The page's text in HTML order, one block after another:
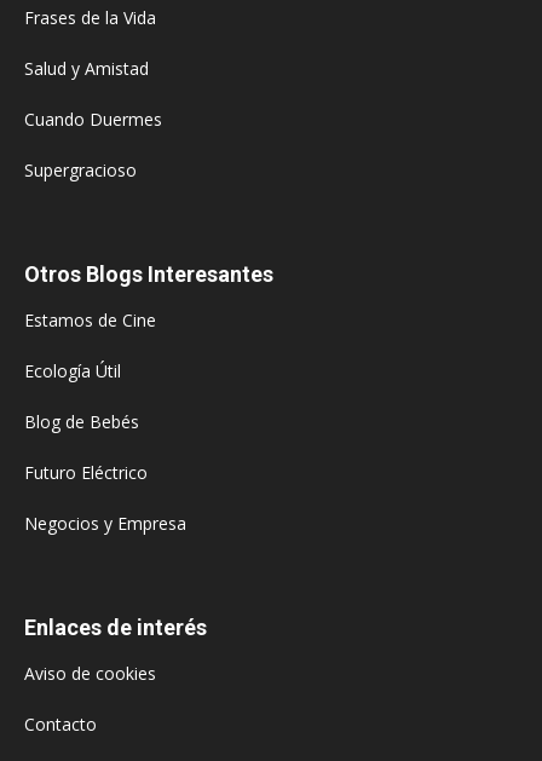
Frases de la Vida
Salud y Amistad
Cuando Duermes
Supergracioso
Otros Blogs Interesantes
Estamos de Cine
Ecología Útil
Blog de Bebés
Futuro Eléctrico
Negocios y Empresa
Enlaces de interés
Aviso de cookies
Contacto